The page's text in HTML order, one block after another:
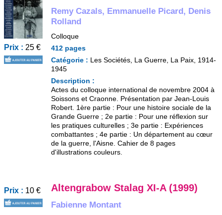
Prix : 25 €
Remy Cazals, Emmanuelle Picard, Denis
Rolland
Colloque
412 pages
Catégorie : Les Sociétés, La Guerre, La Paix, 1914-
1945
Description :
Actes du colloque international de novembre 2004 à
Soissons et Craonne. Présentation par Jean-Louis
Robert. 1ère partie : Pour une histoire sociale de la
Grande Guerre ; 2e partie : Pour une réflexion sur
les pratiques culturelles ; 3e partie : Expériences
combattantes ; 4e partie : Un département au cœur
de la guerre, l'Aisne. Cahier de 8 pages
d'illustrations couleurs.
Prix : 10 € Altengrabow Stalag XI-A (1999)
Fabienne Montant